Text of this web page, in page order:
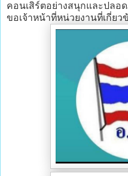
คอนเสิร์ตอย่างสนุกและปลอ
ขอเจ้าหน้าที่หน่วยงานที่เกี่ยว